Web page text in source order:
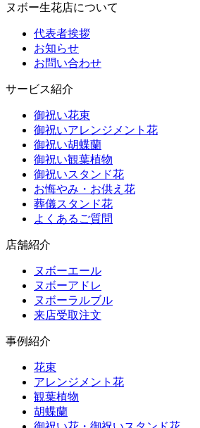
ヌボー生花店について
代表者挨拶
お知らせ
お問い合わせ
サービス紹介
御祝い花束
御祝いアレンジメント花
御祝い胡蝶蘭
御祝い観葉植物
御祝いスタンド花
お悔やみ・お供え花
葬儀スタンド花
よくあるご質問
店舗紹介
ヌボーエール
ヌボーアドレ
ヌボーラルブル
来店受取注文
事例紹介
花束
アレンジメント花
観葉植物
胡蝶蘭